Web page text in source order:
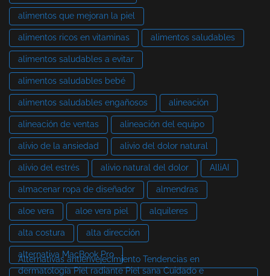
alimentos que mejoran la piel
alimentos ricos en vitaminas alimentos saludables
alimentos saludables a evitar
alimentos saludables bebé
alimentos saludables engañosos alineación
alineación de ventas alineación del equipo
alivio de la ansiedad alivio del dolor natural
alivio del estrés alivio natural del dolor AlliAI
almacenar ropa de diseñador almendras
aloe vera aloe vera piel alquileres
alta costura alta dirección
alternativa MacBook Pro
Alternativas antienvejecimiento Tendencias en
dermatología Piel radiante Piel sana Cuidado e